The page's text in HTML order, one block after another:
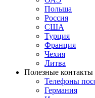
Польша
Россия
США
Турция
Франция
Чехия
Литва
Полезные контакты
Телефоны
Германия